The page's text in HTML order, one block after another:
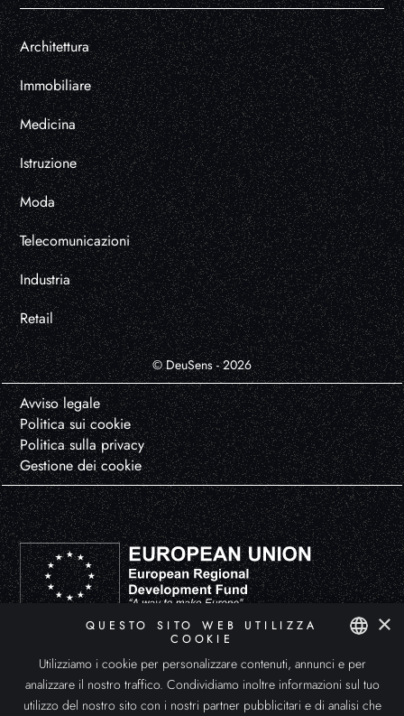
Architettura
Immobiliare
Medicina
Istruzione
Moda
Telecomunicazioni
Industria
Retail
© DeuSens - 2026
Avviso legale
Politica sui cookie
Politica sulla privacy
Gestione dei cookie
DEUSENS HYPERXPERIENCE, S.L. ha partecipato al Programma di Avvio all'Esportazione ICEX-Next, con il sostegno
dell'ICEX e il cofinanziamento dei Fondi europei FEDER. Lo scopo di questo sostegno è lo sviluppo internazionale
SPANISH
ENGLISH
×
QUESTO SITO WEB UTILIZZA
COOKIE
Utilizziamo i cookie per personalizzare contenuti, annunci e per
analizzare il nostro traffico. Condividiamo inoltre informazioni sul tuo
utilizzo del nostro sito con i nostri partner pubblicitari e di analisi che